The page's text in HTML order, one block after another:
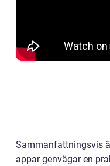
Sammanfattningsvis
appar genvägar en